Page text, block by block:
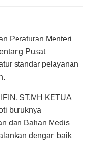
Peraturan Menteri
Pusat
standar pelayanan
ST.MH KETUA
buruknya
dan Bahan Medis
dengan baik